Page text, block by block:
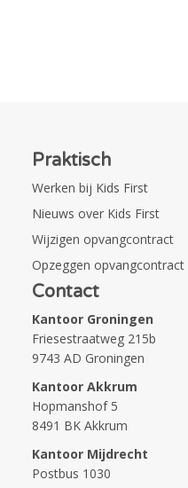
Praktisch
Werken bij Kids First
Nieuws over Kids First
Wijzigen opvangcontract
Opzeggen opvangcontract
Contact
Kantoor Groningen
Friesestraatweg 215b
9743 AD Groningen
Kantoor Akkrum
Hopmanshof 5
8491 BK Akkrum
Kantoor Mijdrecht
Postbus 1030